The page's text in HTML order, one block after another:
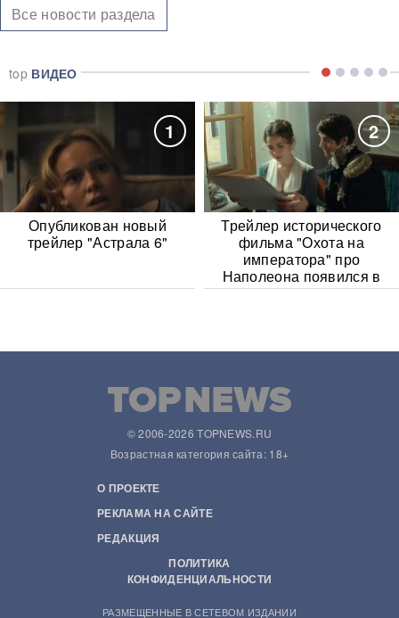
Все новости раздела
top ВИДЕО
1
Опубликован новый
трейлер "Астрала 6"
2
Трейлер исторического
фильма "Охота на
императора" про
Наполеона появился в
Сети
© 2006-2026 TOPNEWS.RU
Возрастная категория сайта: 18+
О ПРОЕКТЕ
РЕКЛАМА НА САЙТЕ
РЕДАКЦИЯ
ПОЛИТИКА
КОНФИДЕНЦИАЛЬНОСТИ
РАЗМЕЩЕННЫЕ В СЕТЕВОМ ИЗДАНИИ